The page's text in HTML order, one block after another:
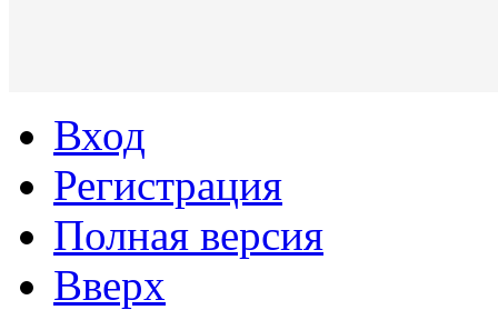
Вход
Регистрация
Полная версия
Вверх